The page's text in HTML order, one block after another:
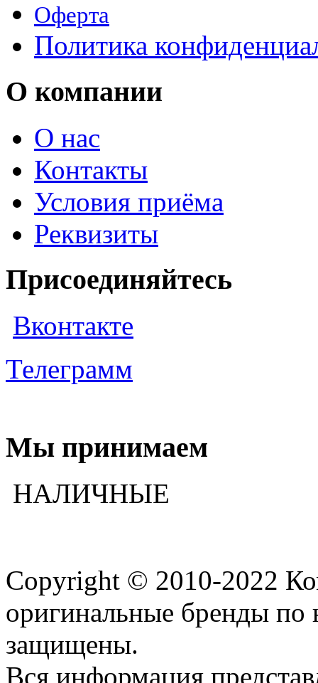
Оферта
Политика
О компании
О нас
Контакты
Условия приёма
Реквизиты
Присоединяйтесь
Вконтакте
Телеграмм
Мы принимаем
НАЛИЧНЫЕ
Copyright © 2010-2022
оригинальные бренды по
защищены.
Вся информация